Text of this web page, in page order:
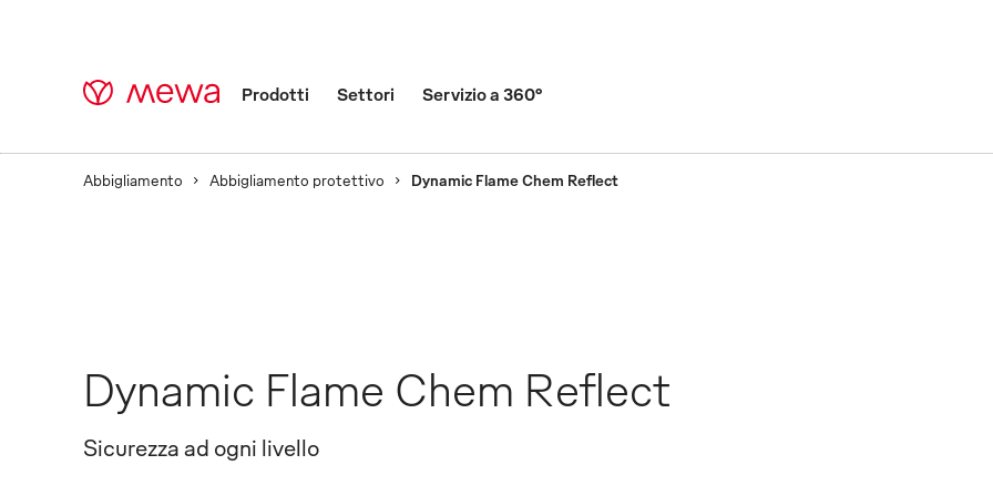
Prodotti Settori Servizio a 360°
Abbigliamento Abbigliamento protettivo Dynamic Flame Chem Reflect
Dynamic Flame Chem Reflect
Sicurezza ad ogni livello